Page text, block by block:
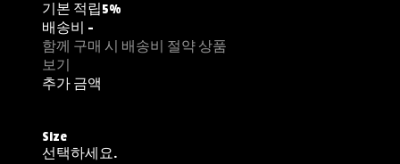
기본 적립5%
배송비 -
함께 구매 시 배송비 절약 상품
보기
추가 금액
Size
선택하세요.